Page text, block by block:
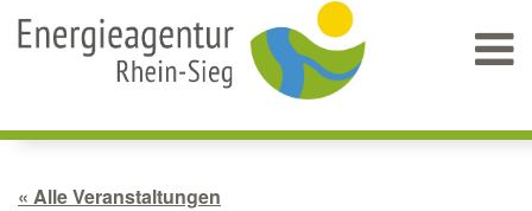
« Alle Veranstaltungen